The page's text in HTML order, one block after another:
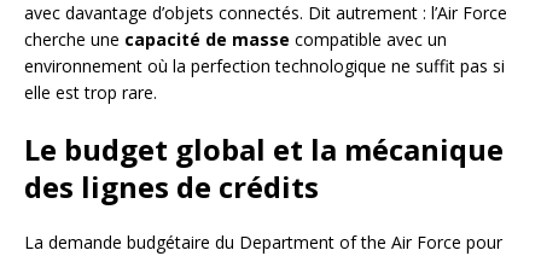
avec davantage d’objets connectés. Dit autrement : l’Air Force
cherche une capacité de masse compatible avec un
environnement où la perfection technologique ne suffit pas si
elle est trop rare.
Le budget global et la mécanique
des lignes de crédits
La demande budgétaire du Department of the Air Force pour